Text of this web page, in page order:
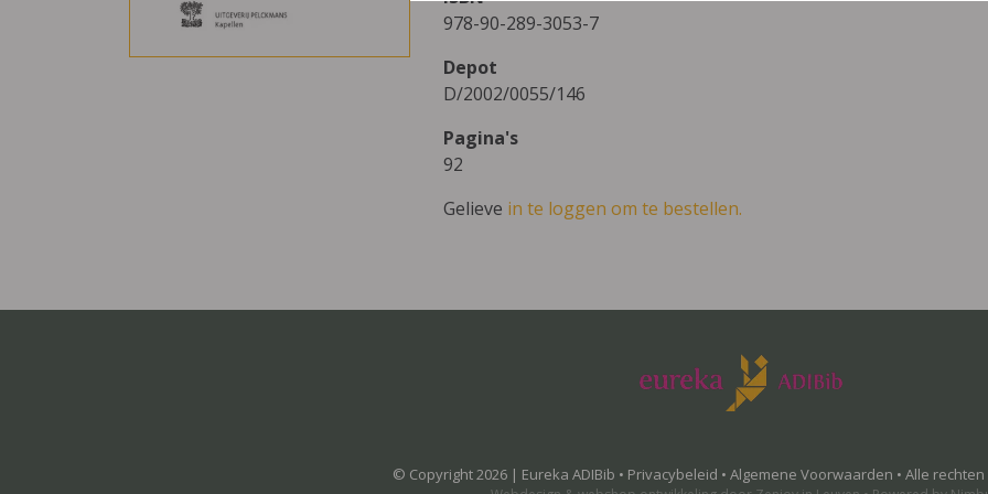
978-90-289-3053-7
Depot
D/2002/0055/146
Pagina's
92
Gelieve in te loggen om te bestellen.
© Copyright 2026 | Eureka ADIBib • Privacybeleid • Algemene Voorwaarden • Alle